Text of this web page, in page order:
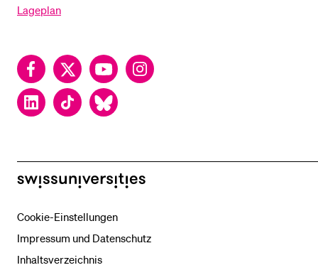
Lageplan
FacebookTwitter YouTubeInstagram
LinkedInTikTok Bluesky
swissuniversities
Cookie-Einstellungen
Impressum und Datenschutz
Inhaltsverzeichnis